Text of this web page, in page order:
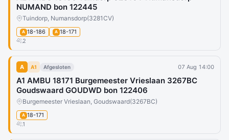
NUMAND bon 122445
Tuindorp, Numansdorp(3281CV)
A 18-186 A 18-171
2
A A1 Afgesloten 07 Aug 14:00
A1 AMBU 18171 Burgemeester Vrieslaan 3267BC
Goudswaard GOUDWD bon 122406
Burgemeester Vrieslaan, Goudswaard(3267BC)
A 18-171
1